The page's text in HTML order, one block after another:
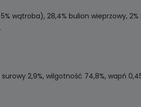
wątroba), 28,4% bulion wieprzowy,
surowy 2,9%, wilgotność 74,8%, wapń